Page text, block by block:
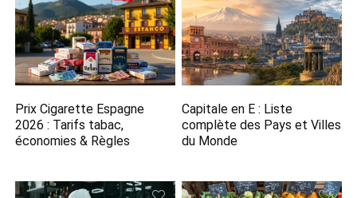
Prix Cigarette Espagne
2026​ : Tarifs tabac,
économies & Règles
Capitale en E​ : Liste
complète des Pays et Villes
du Monde